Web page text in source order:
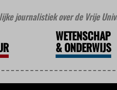
journalistiek over de Vrije
WETENSCHAP
&ONDERWIJS